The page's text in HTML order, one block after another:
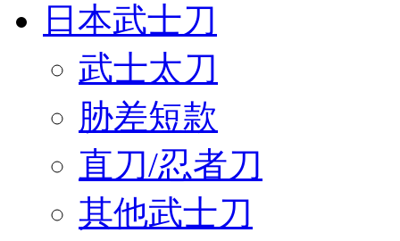
日本武士刀
武士太刀
胁差短款
直刀/忍者刀
其他武士刀